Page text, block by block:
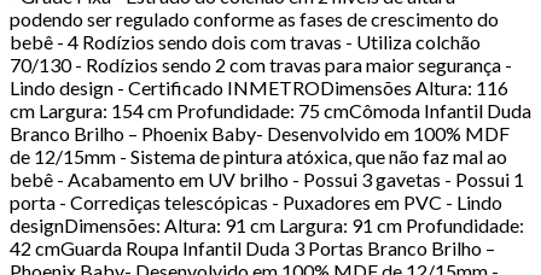
podendo ser regulado conforme as fases de crescimento do
bebê - 4 Rodízios sendo dois com travas - Utiliza colchão
70/130 - Rodízios sendo 2 com travas para maior segurança -
Lindo design - Certificado INMETRODimensões Altura: 116
cm Largura: 154 cm Profundidade: 75 cmCômoda Infantil Duda
Branco Brilho – Phoenix Baby- Desenvolvido em 100% MDF
de 12/15mm - Sistema de pintura atóxica, que não faz mal ao
bebê - Acabamento em UV brilho - Possui 3 gavetas - Possui 1
porta - Corrediças telescópicas - Puxadores em PVC - Lindo
designDimensões: Altura: 91 cm Largura: 91 cm Profundidade:
42 cmGuarda Roupa Infantil Duda 3 Portas Branco Brilho –